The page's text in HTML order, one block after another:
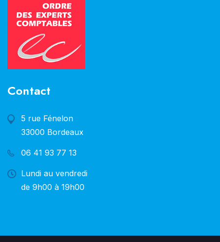
Contact
5 rue Fénelon
33000 Bordeaux
06 41 93 77 13
Lundi au vendredi
de 9h00 à 19h00